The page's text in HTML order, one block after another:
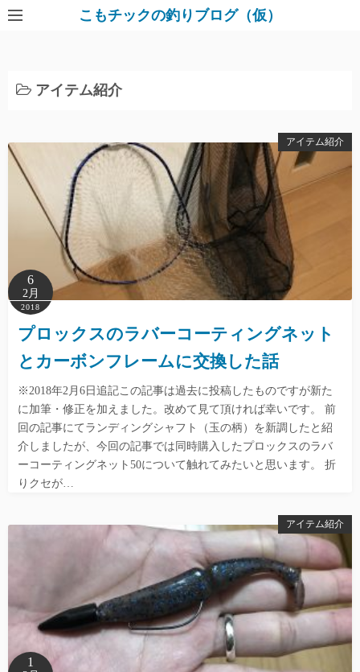
コ
キ
こもチックの釣りブログ（仮）
アイテム紹介
アイテム紹介
6
2月
2018
プロックスのラバーコーティングネット
とカーボンフレームに交換した話
※2018年2月6日追記この記事は過去に投稿したものですが新た
に加筆・修正を加えました。改めて見て頂ければ幸いです。 前
回の記事にてランディングシャフト（玉の柄）を新調したと紹
介しましたが、今回の記事では同時購入したプロックスのラバ
ーコーティングネット50について触れてみたいと思います。 折
りクセが…
アイテム紹介
1